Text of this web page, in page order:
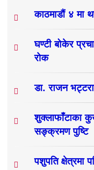
काठमाडौं ४ मा
घण्टी बोकेर
रोक
डा. राजन
शुक्लाफाँटाका
सङ्क्रमण पुष्टि
पशुपति क्षेत्रमा